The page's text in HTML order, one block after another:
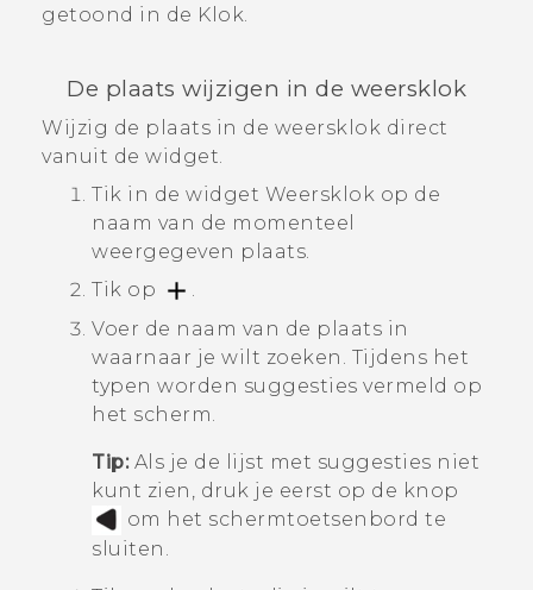
getoond in de Klok.
De plaats wijzigen in de weersklok
Wijzig de plaats in de weersklok direct
vanuit de widget.
Tik in de widget Weersklok op de
naam van de momenteel
weergegeven plaats.
Tik op
.
Voer de naam van de plaats in
waarnaar je wilt zoeken. Tijdens het
typen worden suggesties vermeld op
het scherm.
Tip:Als je de lijst met suggesties niet
kunt zien, druk je eerst op de knop
om het schermtoetsenbord te
sluiten.